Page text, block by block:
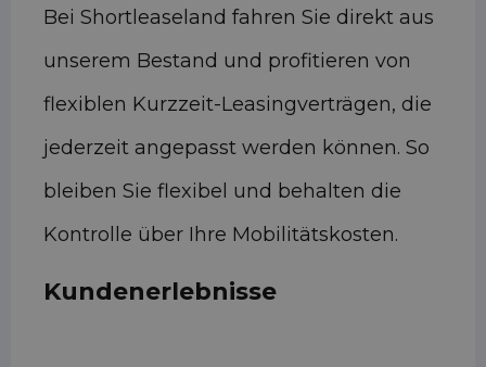
Bei Shortleaseland fahren Sie direkt aus
unserem Bestand und profitieren von
flexiblen Kurzzeit-Leasingverträgen, die
jederzeit angepasst werden können. So
bleiben Sie flexibel und behalten die
Kontrolle über Ihre Mobilitätskosten.
Kundenerlebnisse